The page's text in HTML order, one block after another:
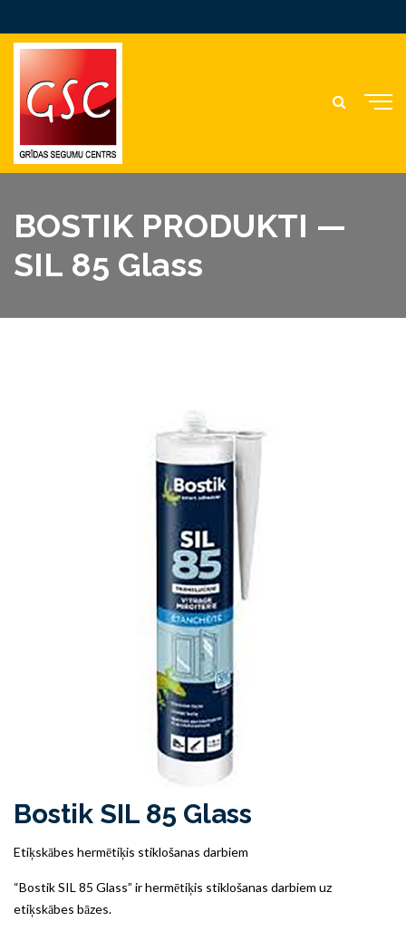
BOSTIK PRODUKTI —
SIL 85 Glass
Bostik SIL 85 Glass
Etiķskābes hermētiķis stiklošanas darbiem
“Bostik SIL 85 Glass” ir hermētiķis stiklošanas darbiem uz
etiķskābes bāzes.